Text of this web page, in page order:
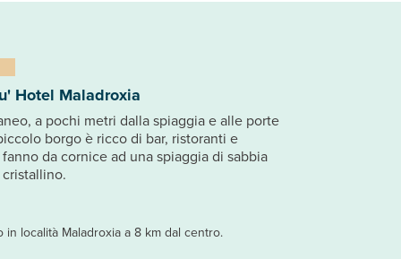
in località Maladroxia a 8 km dal centro.
Hotel Maladroxia
a pochi metri dalla spiaggia e alle porte
borgo è ricco di bar, ristoranti e
da cornice ad una spiaggia di sabbia